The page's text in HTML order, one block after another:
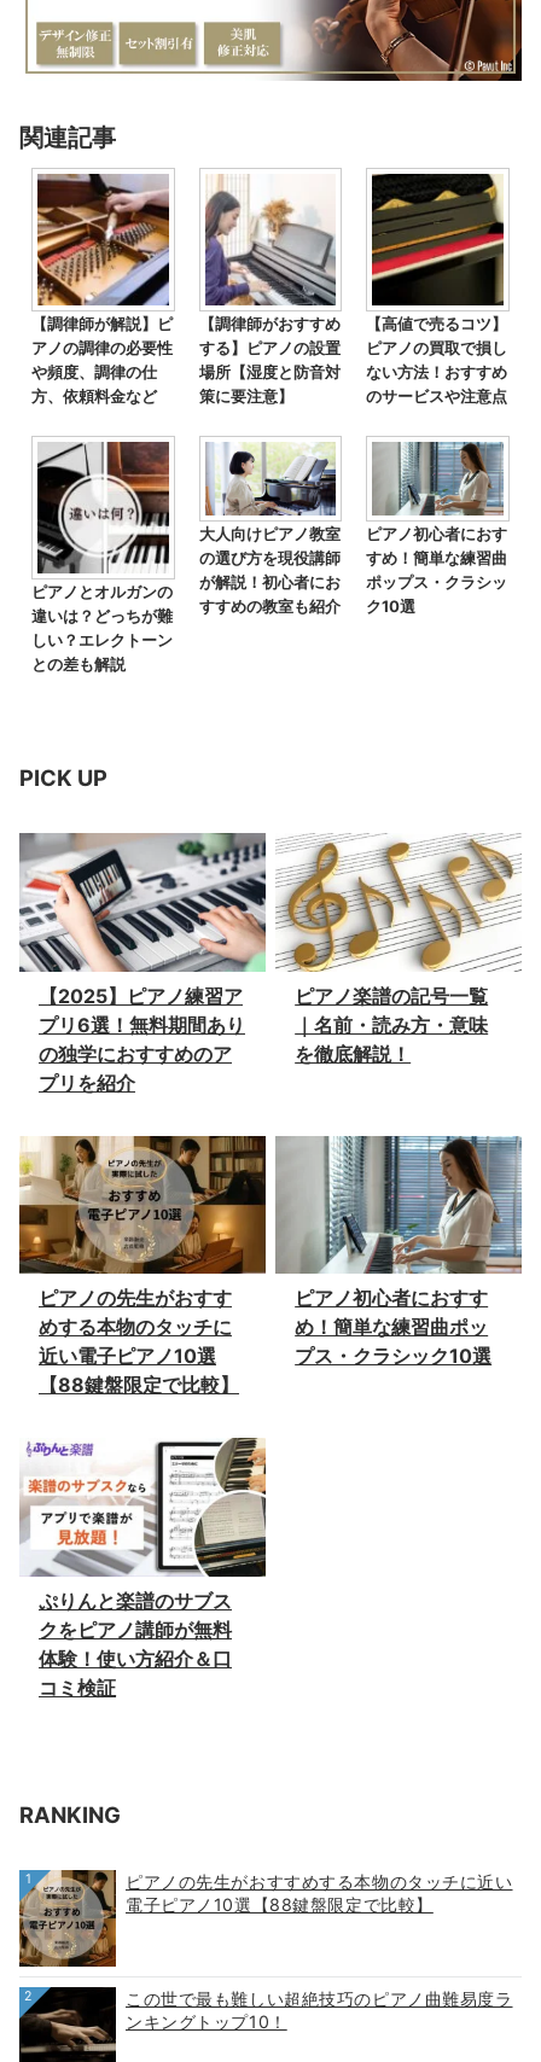
関連記事
【調律師が解説】ピ
アノの調律の必要性
や頻度、調律の仕
方、依頼料金など
【調律師がおすすめ
する】ピアノの設置
場所【湿度と防音対
策に要注意】
【高値で売るコツ】
ピアノの買取で損し
ない方法！おすすめ
のサービスや注意点
ピアノとオルガンの
違いは？どっちが難
しい？エレクトーン
との差も解説
大人向けピアノ教室
の選び方を現役講師
が解説！初心者にお
すすめの教室も紹介
ピアノ初心者におす
すめ！簡単な練習曲
ポップス・クラシッ
ク10選
PICK UP
【2025】ピアノ練習ア
プリ6選！無料期間あり
の独学におすすめのア
プリを紹介
ピアノ楽譜の記号一覧
｜名前・読み方・意味
を徹底解説！
ピアノの先生がおすす
めする本物のタッチに
近い電子ピアノ10選
【88鍵盤限定で比較】
ピアノ初心者におすす
め！簡単な練習曲ポッ
プス・クラシック10選
ぷりんと楽譜のサブス
クをピアノ講師が無料
体験！使い方紹介＆口
コミ検証
RANKING
1
ピアノの先生がおすすめする本物のタッチに近い
電子ピアノ10選【88鍵盤限定で比較】
2
この世で最も難しい超絶技巧のピアノ曲難易度ラ
ンキングトップ10！